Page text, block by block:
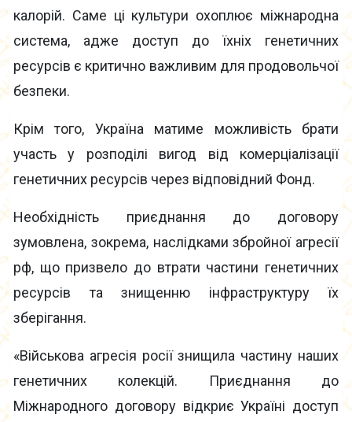
калорій. Саме ці культури охоплює міжнародна
система, адже доступ до їхніх генетичних
ресурсів є критично важливим для продовольчої
безпеки.
Крім того, Україна матиме можливість брати
участь у розподілі вигод від комерціалізації
генетичних ресурсів через відповідний Фонд.
Необхідність приєднання до договору
зумовлена, зокрема, наслідками збройної агресії
рф, що призвело до втрати частини генетичних
ресурсів та знищенню інфраструктуру їх
зберігання.
«Військова агресія росії знищила частину наших
генетичних колекцій. Приєднання до
Міжнародного договору відкриє Україні доступ